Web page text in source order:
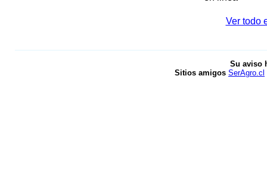
Ver todo
Su aviso
Sitios amigos SerAgro.cl